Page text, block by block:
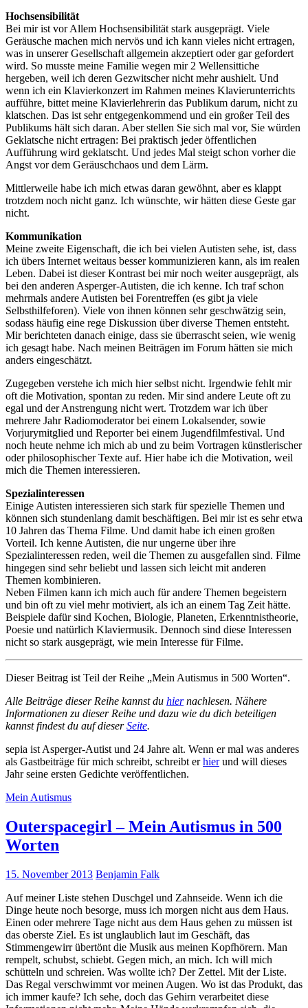
Hochsensibilität
Bei mir ist vor Allem Hochsensibilität stark ausgeprägt. Viele
Geräusche machen mich nervös und ich kann vieles nicht ertragen,
was in unserer Gesellschaft allgemein akzeptiert oder gar gefordert
wird. So musste meine Familie wegen mir 2 Wellensittiche
hergeben, weil ich deren Gezwitscher nicht mehr aushielt. Und
wenn ich ein Klavierkonzert im Rahmen meines Klavierunterrichts
aufführe, bittet meine Klavierlehrerin das Publikum darum, nicht zu
klatschen. Das ist sehr entgegenkommend und ein großer Teil des
Publikums hält sich daran. Aber stellen Sie sich mal vor, Sie würden
Geklatsche nicht ertragen: Bei praktisch jeder öffentlichen
Aufführung wird geklatscht. Und jedes Mal steigt schon vorher die
Angst vor dem Geräuschchaos und dem Lärm.
Mittlerweile habe ich mich etwas daran gewöhnt, aber es klappt
trotzdem noch nicht ganz. Ich wünschte, wir hätten diese Geste gar
nicht.
Kommunikation
Meine zweite Eigenschaft, die ich bei vielen Autisten sehe, ist, dass
ich übers Internet weitaus besser kommunizieren kann, als im realen
Leben. Dabei ist dieser Kontrast bei mir noch weiter ausgeprägt, als
bei den anderen Asperger-Autisten, die ich kenne. Ich traf schon
mehrmals andere Autisten bei Forentreffen (es gibt ja viele
Selbsthilfeforen). Viele von ihnen können sehr geschwätzig sein,
sodass häufig eine rege Diskussion über diverse Themen entsteht.
Mir berichteten danach einige, dass sie überrascht seien, wie wenig
ich gesagt habe. Nach meinen Beiträgen im Forum hätten sie mich
anders eingeschätzt.
Zugegeben verstehe ich mich hier selbst nicht. Irgendwie fehlt mir
oft die Motivation, spontan zu reden. Mir sind andere Leute oft zu
egal und der Anstrengung nicht wert. Trotzdem war ich über
mehrere Jahr Radiomoderator bei einem Lokalsender, sowie
Vorjurymitglied und Reporter bei einem Jugendfilmfestival. Und
noch heute nehme ich mich ab und zu beim Vortragen künstlerischer
oder philosophischer Texte auf. Hier habe ich die Motivation, weil
mich die Themen interessieren.
Spezialinteressen
Einige Autisten interessieren sich stark für spezielle Themen und
können sich stundenlang damit beschäftigen. Bei mir ist es sehr etwa
10 Jahren das Thema Filme. Und damit habe ich einen großen
Vorteil. Ich kenne Autisten, die nur ungerne über ihre
Spezialinteressen reden, weil die Themen zu ausgefallen sind. Filme
hingegen sind sehr beliebt und lassen sich leicht mit anderen
Themen kombinieren.
Neben Filmen kann ich mich auch für andere Themen begeistern
und bin oft zu viel mehr motiviert, als ich an einem Tag Zeit hätte.
Beispiele dafür sind Kochen, Biologie, Planeten, Erkenntnistheorie,
Poesie und natürlich Klaviermusik. Dennoch sind diese Interessen
nicht so stark ausgeprägt, wie mein Interesse für Filme.
Dieser Beitrag ist Teil der Reihe „Mein Autismus in 500 Worten“.
Alle Beiträge dieser Reihe kannst du hiernachlesen. Nähere
Informationen zu dieser Reihe und dazu wie du dich beteiligen
kannst findest du auf dieserSeite.
sepia ist Asperger-Autist und 24 Jahre alt. Wenn er mal was anderes
als Gastbeiträge für mich schreibt, schreibt erhierund will dieses
Jahr seine ersten Gedichte veröffentlichen.
Mein Autismus
Outerspacegirl – Mein Autismus in 500
Worten
15. November 2013 Benjamin Falk
Auf meiner Liste stehen Duschgel und Zahnseide. Wenn ich die
Dinge heute noch besorge, muss ich morgen nicht aus dem Haus.
Einen oder mehrere Tage nicht aus dem Haus gehen zu müssen ist
das oberste Ziel. Es ist unglaublich laut im Geschäft, das
Stimmengewirr übertönt die Musik aus meinen Kopfhörern. Man
rempelt, schubst, schiebt. Gegen mich, an mich. Ich will mich
schütteln und schreien. Was wollte ich? Der Zettel. Mit der Liste.
Das Regal verschwimmt vor meinen Augen. Wo ist das Produkt, das
ich immer kaufe? Ich sehe, doch das Gehirn verarbeitet diese